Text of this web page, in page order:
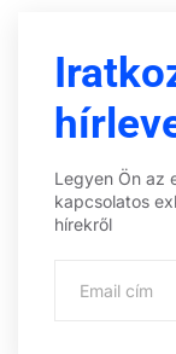
Legyen Ön az
kapcsolatos
hírekről